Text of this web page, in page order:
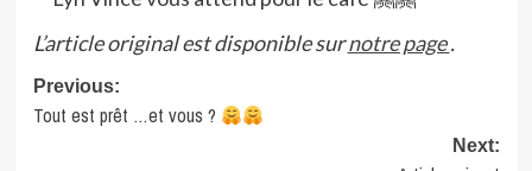
L’article original est disponible surnotre page.
Post
navigation
Previous:
Tout est prêt …et vous ?
Next: